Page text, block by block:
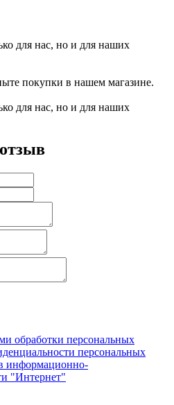
для нас, но и для наших
покупки в нашем магазине.
для нас, но и для наших
обработки персональных
персональных
информационно-
"Интернет"